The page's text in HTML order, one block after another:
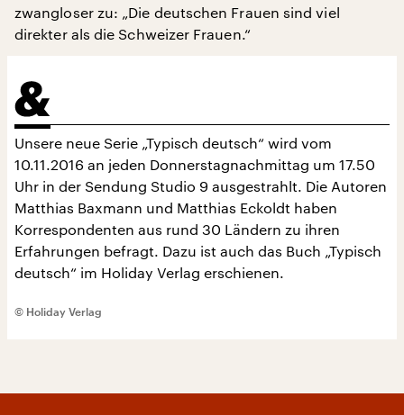
zwangloser zu: „Die deutschen Frauen sind viel
direkter als die Schweizer Frauen.“
Unsere neue Serie „Typisch deutsch“ wird vom
10.11.2016 an jeden Donnerstagnachmittag um 17.50
Uhr in der Sendung Studio 9 ausgestrahlt. Die Autoren
Matthias Baxmann und Matthias Eckoldt haben
Korrespondenten aus rund 30 Ländern zu ihren
Erfahrungen befragt. Dazu ist auch das Buch „Typisch
deutsch“ im Holiday Verlag erschienen.
© Holiday Verlag